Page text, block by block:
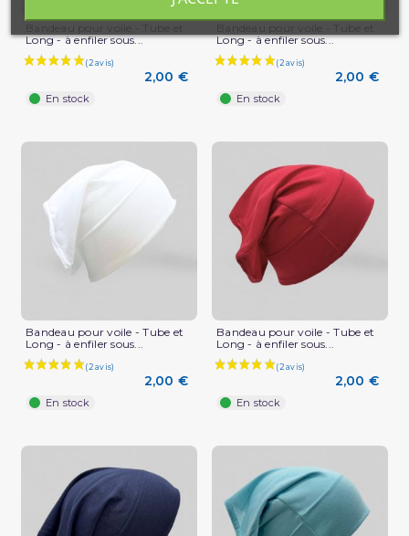
Long - à enfiler sous...
2,00 €
En stock
Long - à enfiler sous...
2,00 €
En stock
Bandeau pour voile - Tube et
Long - à enfiler sous...
2,00 €
En stock
Bandeau pour voile - Tube et
Long - à enfiler sous...
2,00 €
En stock